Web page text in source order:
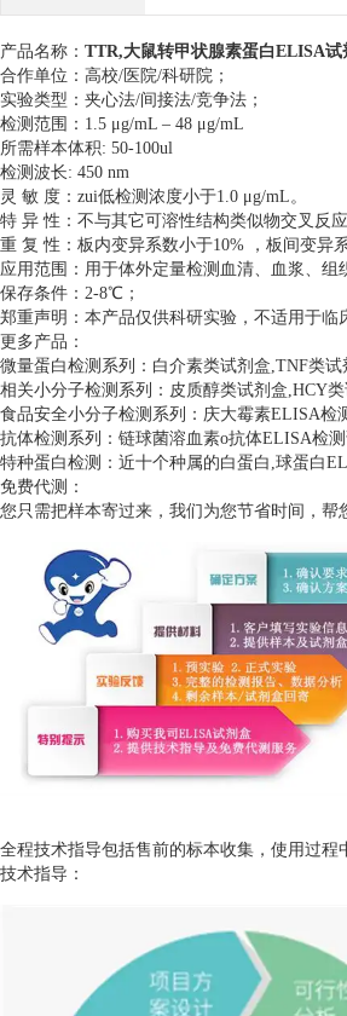
产品名称： TTR,大鼠转甲状腺素蛋白ELISA试
合作单位：高校/医院/科研院；
实验类型：夹心法/间接法/竞争法；
检测范围： 1.5 μg/mL – 48 μg/mL
所需样本体积: 50-100ul
检测波长: 450 nm
灵 敏 度：zui低检测浓度小于1.0 μg/mL。
特 异 性：不与其它可溶性结构类似物交叉反应
重 复 性：板内变异系数小于10% ，板间变异
应用范围：用于体外定量检测血清、血浆、
保存条件：2-8℃；
郑重声明：本产品仅供科研实验，不适用于临
更多产品：
微量蛋白检测系列：白介素类试剂盒,TNF类
相关小分子检测系列：皮质醇类试剂盒,HCY类
食品安全小分子检测系列：庆大霉素ELISA
抗体检测系列：链球菌溶血素o抗体ELISA检
特种蛋白检测：近十个种属的白蛋白,球蛋白
免费代测：
您只需把样本寄过来，我们为您节省时间，
全程技术指导包括售前的标本收集，使用过
技术指导：